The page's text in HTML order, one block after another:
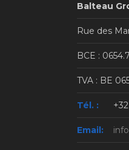
Balteau
Rue des
BCE :
TVA : BE
Tél. :
Email: